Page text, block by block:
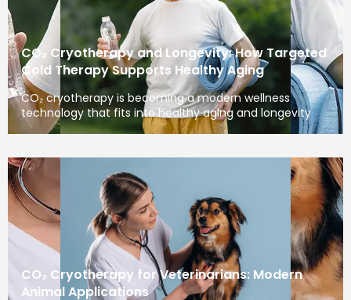
CO₂ Cryotherapy and Longevity: How Targeted
Cold Therapy Supports Healthy Aging
CO₂ cryotherapy is becoming a modern wellness
technology that fits into healthy aging and longevity
CO₂ Cryotherapy for Veterinarians: Modern
Animal Applications